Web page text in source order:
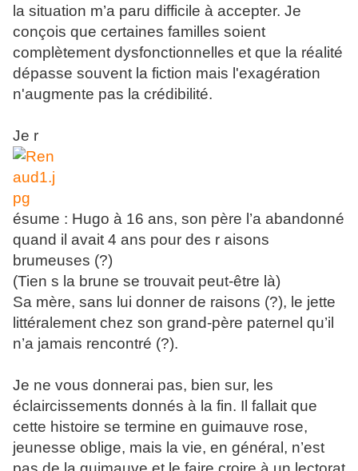
la situation m’a paru difficile à accepter. Je
conçois que certaines familles soient
complètement dysfonctionnelles et que la réalité
dépasse souvent la fiction mais l'exagération
n'augmente pas la crédibilité.
Je r
ésume : Hugo à 16 ans, son père l’a abandonné
quand il avait 4 ans pour des r aisons
brumeuses (?)
(Tien s la brune se trouvait peut-être là)
Sa mère, sans lui donner de raisons (?), le jette
littéralement chez son grand-père paternel qu’il
n’a jamais rencontré (?).
Je ne vous donnerai pas, bien sur, les
éclaircissements donnés à la fin. Il fallait que
cette histoire se termine en guimauve rose,
jeunesse oblige, mais la vie, en général, n’est